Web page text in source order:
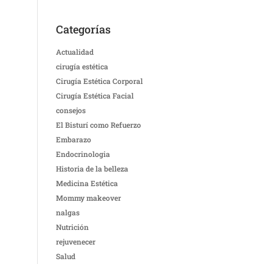
Categorías
Actualidad
cirugía estética
Cirugía Estética Corporal
Cirugía Estética Facial
consejos
El Bisturí como Refuerzo
Embarazo
Endocrinologia
Historia de la belleza
Medicina Estética
Mommy makeover
nalgas
Nutrición
rejuvenecer
Salud